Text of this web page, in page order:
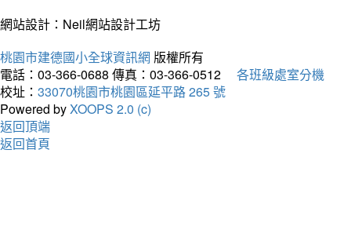
網站設計：Neil網站設計工坊
桃園市建德國小全球資訊網 版權所有
電話：03-366-0688 傳真：03-366-0512
各班級處室分機
校址： 33070桃園市桃園區延平路 265 號
Powered byXOOPS 2.0 (c)
返回頂端
返回首頁